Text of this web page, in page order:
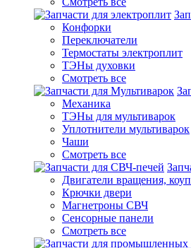
Конфорки
Переключатели
Термостаты электроплит
ТЭНы духовки
Смотреть все
Механика
ТЭНы для мультиварок
Уплотнители мультиварок
Чаши
Смотреть все
Двигатели вращения,
Крючки двери
Магнетроны СВЧ
Сенсорные панели
Смотреть все